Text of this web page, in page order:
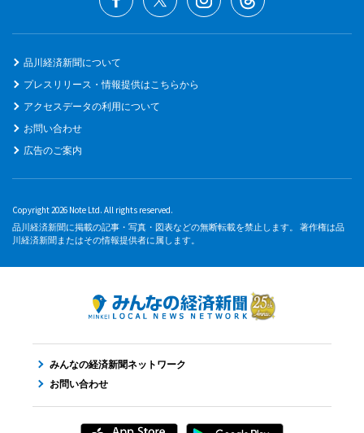
品川経済新聞について
プレスリリース・情報提供はこちらから
アクセスデータの利用について
お問い合わせ
広告のご案内
Copyright 2026 Note Ltd. All rights reserved.
品川経済新聞に掲載の記事・写真・図表などの無断転載を禁止します。 著作権は品
川経済新聞またはその情報提供者に属します。
みんなの経済新聞ネットワーク
お問い合わせ